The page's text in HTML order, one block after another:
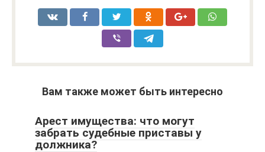
Вам также может быть интересно
Арест имущества: что могут
забрать судебные приставы у
должника?